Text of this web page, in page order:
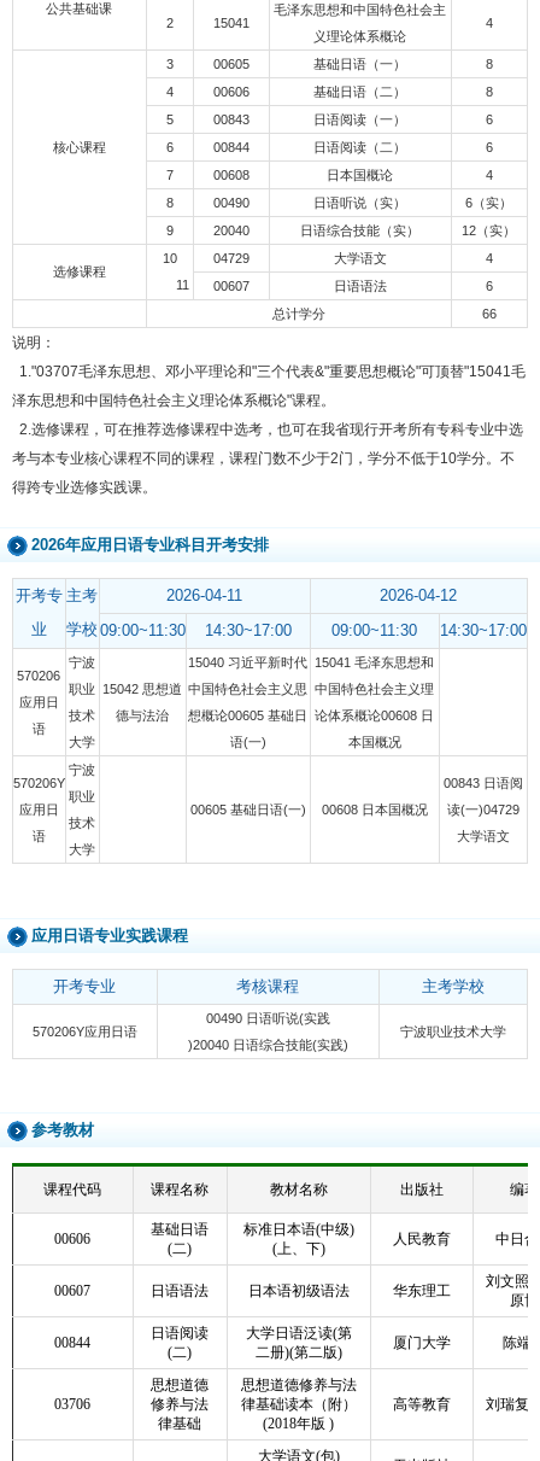
公共基础课
2 15041
毛泽东思想和中国特色社会主
义理论体系概论
4
核心课程
3 00605 基础日语（一）
8
4
00606 基础日语（二）
8
5
00843 日语阅读（一）
6
6
00844 日语阅读（二）
6
7
00608 日本国概论
4
8
00490 日语听说（实）
6（实）
9
20040 日语综合技能（实） 12（实）
选修课程
10
11
04729 大学语文
4
00607
日语语法
6
总计学分
66
说明：
1."03707毛泽东思想、邓小平理论和"三个代表&"重要思想概论"可顶替"15041毛
泽东思想和中国特色社会主义理论体系概论"课程。
2.选修课程，可在推荐选修课程中选考，也可在我省现行开考所有专科专业中选
考与本专业核心课程不同的课程，课程门数不少于2门，学分不低于10学分。不
得跨专业选修实践课。
2026年应用日语专业科目开考安排
开考专
业
主考
学校
2026-04-11
2026-04-12
09:00~11:30
14:30~17:00 09:00~11:30 14:30~17:00
570206
应用日
语
宁波
职业
技术
大学
15042 思想道
德与法治
15040 习近平新时代
中国特色社会主义思
想概论00605 基础日
语(一)
15041 毛泽东思想和
中国特色社会主义理
论体系概论00608 日
本国概况
570206Y
应用日
语
宁波
职业
技术
大学
00605 基础日语(一) 00608 日本国概况
00843 日语阅
读(一)04729
大学语文
应用日语专业实践课程
开考专业 考核课程 主考学校
570206Y应用日语
00490 日语听说(实践
)20040 日语综合技能(实践)
宁波职业技术大学
参考教材
课程代码 课程名称 教材名称 出版社 编著
00606
基础日语
(二)
标准日本语(中级)
(上、下)
人民教育 中日
00607 日语语法 日本语初级语法 华东理工
刘文照
原博
00844
日语阅读
(二)
大学日语泛读(第
二册)(第二版)
厦门大学 陈端
03706
思想道德
修养与法
律基础
思想道德修养与法
律基础读本（附）
(2018年版 )
高等教育 刘瑞复
大学语文(包)